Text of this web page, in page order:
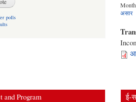
polls
असार
and Program ई-